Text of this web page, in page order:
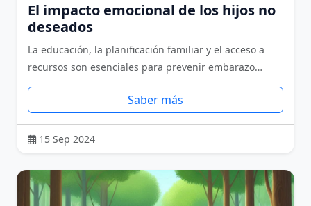
El impacto emocional de los hijos no
deseados
La educación, la planificación familiar y el acceso a
recursos son esenciales para prevenir embarazo…
Saber más
15 Sep 2024